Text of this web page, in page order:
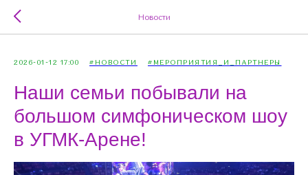
Новости
2026-01-12 17:00 #НОВОСТИ #МЕРОПРИЯТИЯ_И_ПАРТНЕРЫ
Наши семьи побывали на
большом симфоническом шоу
в УГМК-Арене!